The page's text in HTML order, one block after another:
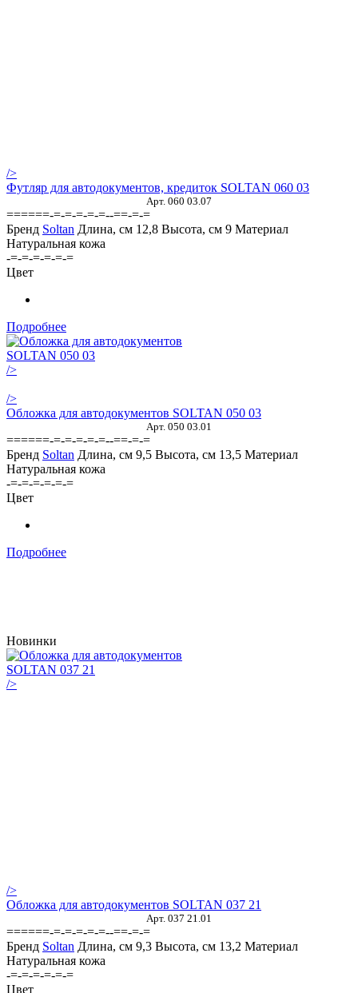
/>
Футляр для автодокументов, кредиток SOLTAN 060 03
Арт. 060 03.07
======-=-=-=-=-=--==-=-=
Бренд Soltan Длина, см 12,8 Высота, см 9 Материал
Натуральная кожа
-=-=-=-=-=-=
Цвет
Подробнее
/>
/>
Обложка для автодокументов SOLTAN 050 03
Арт. 050 03.01
======-=-=-=-=-=--==-=-=
Бренд Soltan Длина, см 9,5 Высота, см 13,5 Материал
Натуральная кожа
-=-=-=-=-=-=
Цвет
Подробнее
Новинки
/>
/>
Обложка для автодокументов SOLTAN 037 21
Арт. 037 21.01
======-=-=-=-=-=--==-=-=
Бренд Soltan Длина, см 9,3 Высота, см 13,2 Материал
Натуральная кожа
-=-=-=-=-=-=
Цвет